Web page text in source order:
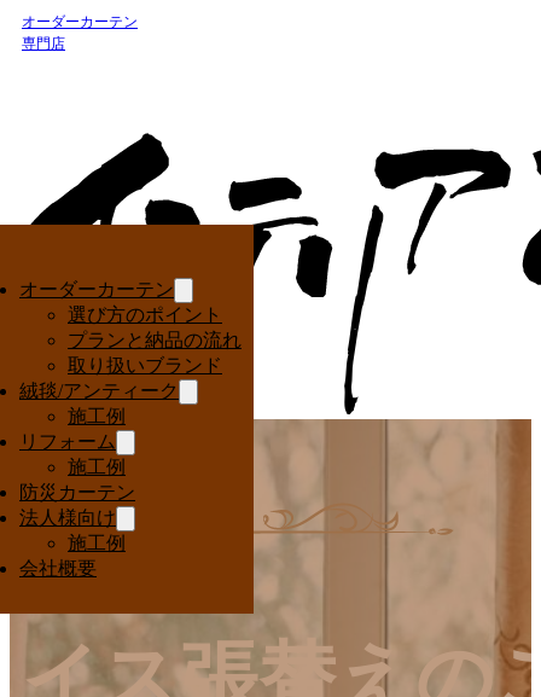
オーダーカーテン
専門店
オーダーカーテン
選び方のポイント
プランと納品の流れ
取り扱いブランド
絨毯/アンティーク
施工例
リフォーム
施工例
防災カーテン
法人様向け
施工例
会社概要
Interior Ota
イス張替えの